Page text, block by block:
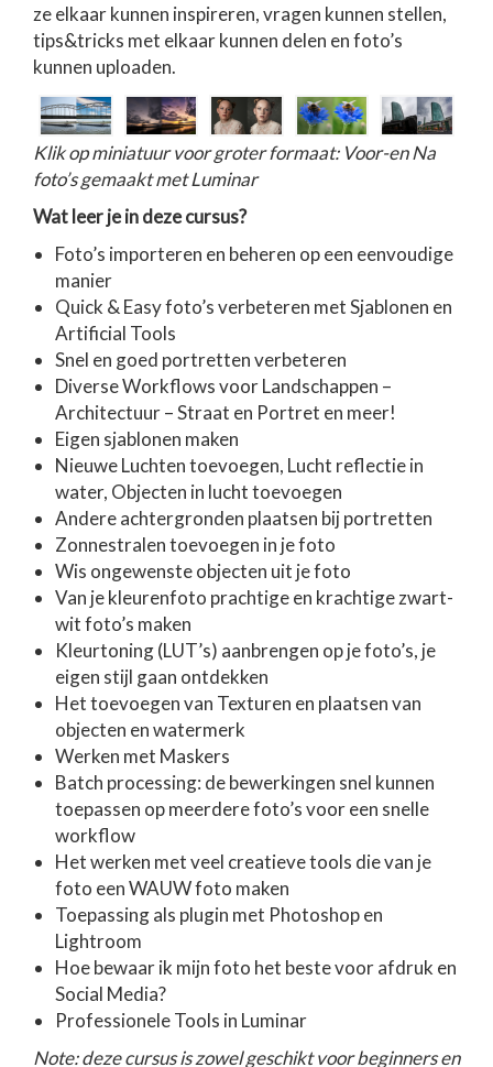
ze elkaar kunnen inspireren, vragen kunnen stellen,
tips&tricks met elkaar kunnen delen en foto’s
kunnen uploaden.
Klik op miniatuur voor groter formaat: Voor-en Na
foto’s gemaakt met Luminar
Wat leer je in deze cursus?
Foto’s importeren en beheren op een eenvoudige
manier
Quick & Easy foto’s verbeteren met Sjablonen en
Artificial Tools
Snel en goed portretten verbeteren
Diverse Workflows voor Landschappen –
Architectuur – Straat en Portret en meer!
Eigen sjablonen maken
Nieuwe Luchten toevoegen, Lucht reflectie in
water, Objecten in lucht toevoegen
Andere achtergronden plaatsen bij portretten
Zonnestralen toevoegen in je foto
Wis ongewenste objecten uit je foto
Van je kleurenfoto prachtige en krachtige zwart-
wit foto’s maken
Kleurtoning (LUT’s) aanbrengen op je foto’s, je
eigen stijl gaan ontdekken
Het toevoegen van Texturen en plaatsen van
objecten en watermerk
Werken met Maskers
Batch processing: de bewerkingen snel kunnen
toepassen op meerdere foto’s voor een snelle
workflow
Het werken met veel creatieve tools die van je
foto een WAUW foto maken
Toepassing als plugin met Photoshop en
Lightroom
Hoe bewaar ik mijn foto het beste voor afdruk en
Social Media?
Professionele Tools in Luminar
Note: deze cursus is zowel geschikt voor beginners en